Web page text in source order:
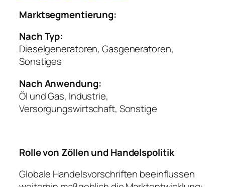
Marktsegmentierung:
Nach Typ:
Dieselgeneratoren, Gasgeneratoren,
Sonstiges
Nach Anwendung:
Öl und Gas, Industrie,
Versorgungswirtschaft, Sonstige
Rolle von Zöllen und Handelspolitik
Globale Handelsvorschriften beeinflussen